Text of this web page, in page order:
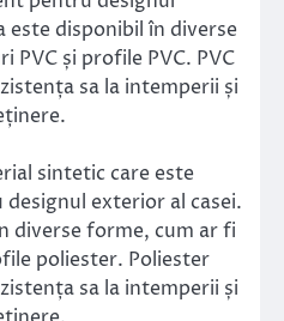
este disponibil în diverse
PVC și profile PVC. PVC
sa la intemperii și
sintetic care este
exterior al casei.
diverse forme, cum ar fi
poliester. Poliester
sa la intemperii și